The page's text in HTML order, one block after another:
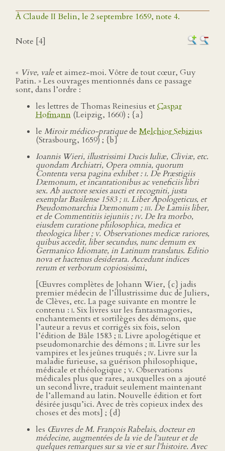
À Claude II Belin, le 2 septembre 1659, note 4.
Note [4]
« Vive, valeet aimez-moi. Vôtre de tout cœur, Guy
Patin. » Les ouvrages mentionnés dans ce passage
sont, dans l’ordre :
les lettres de Thomas Reinesius etCaspar
Hofmann (Leipzig, 1660) ; {a}
le Miroir médico-pratiquede Melchior Sebizius
(Strasbourg, 1659) ; {b}
Ioannis Wieri, illustrissimi Ducis Iuliæ, Cliviæ, etc.
quondam Archiatri, Opera omnia, quorum
Contenta versa pagina exhibet :i. De Præstigiis
Dæmonum, et incantationibus ac veneficiis libri
sex. Ab auctore sexies aucti et recogniti, justa
exemplar Basilense 1583 ;ii. Liber Apologeticus, et
Pseudomonarchia Dæmonum ;iii. De Lamiis liber,
et de Commentitiis iejuniis ;iv. De Ira morbo,
eiusdem curatione philosophica, medica et
theologica liber ; v. Observationes medicæ rariores,
quibus accedit, liber secundus, nunc demum ex
Germanico Idiomate, in Latinum translatus. Editio
nova et hactenus desiderata. Accedunt indices
rerum et verborum copiosissimi,
[Œuvres complètes de Johann Wier, {c} jadis
premier médecin de l’illustrissime duc de Juliers,
de Clèves, etc. La page suivante en montre le
contenu : i. Six livres sur les fantasmagories,
enchantements et sortilèges des démons, que
l’auteur a revus et corrigés six fois, selon
l’édition de Bâle 1583 ; ii. Livre apologétique et
pseudomonarchie des démons ; iii. Livre sur les
vampires et les jeûnes truqués ; iv. Livre sur la
maladie furieuse, sa guérison philosophique,
médicale et théologique ; v. Observations
médicales plus que rares, auxquelles on a ajouté
un second livre, traduit seulement maintenant
de l’allemand au latin. Nouvelle édition et fort
désirée jusqu’ici. Avec de très copieux index des
choses et des mots] ; {d}
les Œuvres de M. François Rabelais, docteur en
médecine, augmentées de la vie de l’auteur et de
quelques remarques sur sa vie et sur l’histoire. Avec